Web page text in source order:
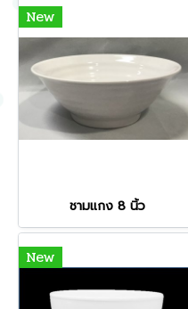
New
ชามแกง 8 นิ้ว
New